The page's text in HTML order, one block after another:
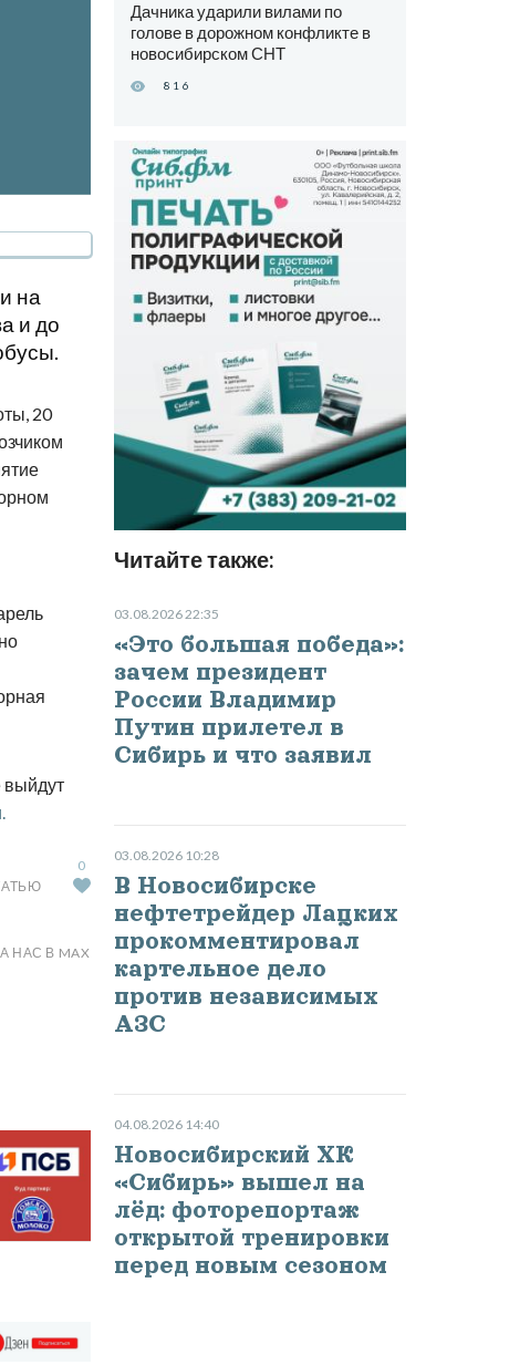
на
и до
20
выйдут
0
НАС В MAX
Дачника ударили вилами по
голове в дорожном конфликте в
новосибирском СНТ
816
Читайте также:
03.08.2026 22:35
«Это большая победа»:
зачем президент
России Владимир
Путин прилетел в
Сибирь и что заявил
03.08.2026 10:28
В Новосибирске
нефтетрейдер Лацких
прокомментировал
картельное дело
против независимых
АЗС
04.08.2026 14:40
Новосибирский ХК
«Сибирь» вышел на
лёд: фоторепортаж
открытой тренировки
перед новым сезоном